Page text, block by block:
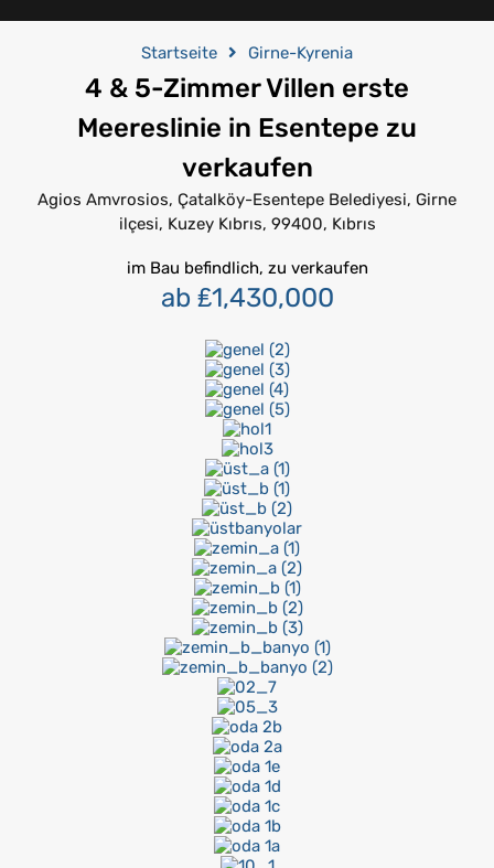
Startseite Girne-Kyrenia
4 & 5-Zimmer Villen erste
Meereslinie in Esentepe zu
verkaufen
Agios Amvrosios, Çatalköy-Esentepe Belediyesi, Girne
ilçesi, Kuzey Kıbrıs, 99400, Kıbrıs
im Bau befindlich, zu verkaufen
ab ₤1,430,000